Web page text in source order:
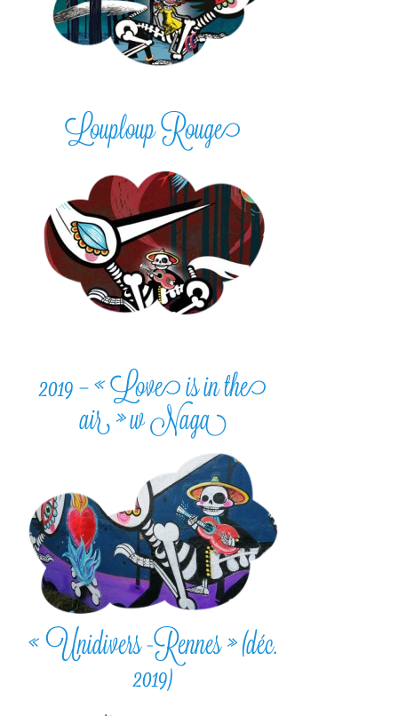
Louploup Rouge
2019 – « Love is in the
air » w Naga
« Unidivers -Rennes » (déc.
2019)